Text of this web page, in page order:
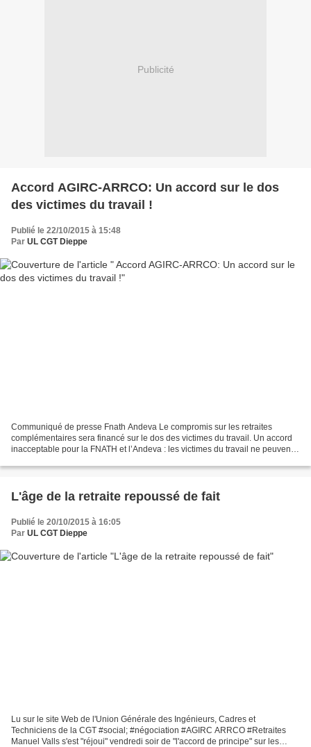
Publicité
Accord AGIRC-ARRCO: Un accord sur le dos
des victimes du travail !
Publié le 22/10/2015 à 15:48
Par UL CGT Dieppe
Communiqué de presse Fnath Andeva Le compromis sur les retraites
complémentaires sera financé sur le dos des victimes du travail. Un accord
inacceptable pour la FNATH et l’Andeva : les victimes du travail ne peuvent
L'âge de la retraite repoussé de fait
Publié le 20/10/2015 à 16:05
Par UL CGT Dieppe
Lu sur le site Web de l'Union Générale des Ingénieurs, Cadres et
Techniciens de la CGT #social; #négociation #AGIRC ARRCO #Retraites
Manuel Valls s'est "réjoui" vendredi soir de "l'accord de principe" sur les